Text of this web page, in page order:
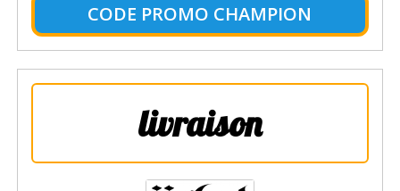
CODE PROMO CHAMPION
livraison